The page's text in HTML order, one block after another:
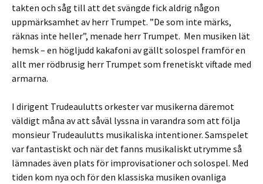
takten och såg till att det svängde fick aldrig någon
uppmärksamhet av herr Trumpet. ”De som inte märks,
räknas inte heller”, menade herr Trumpet. Men musiken lät
hemsk – en högljudd kakafoni av gällt solospel framför en
allt mer rödbrusig herr Trumpet som frenetiskt viftade med
armarna.
I dirigent Trudeaulutts orkester var musikerna däremot
väldigt måna av att såväl lyssna in varandra som att följa
monsieur Trudeaulutts musikaliska intentioner. Samspelet
var fantastiskt och när det fanns musikaliskt utrymme så
lämnades även plats för improvisationer och solospel. Med
tiden kom nya och för den klassiska musiken ovanliga